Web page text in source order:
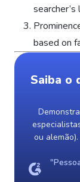
searcher’s
based on
Saiba o
ou